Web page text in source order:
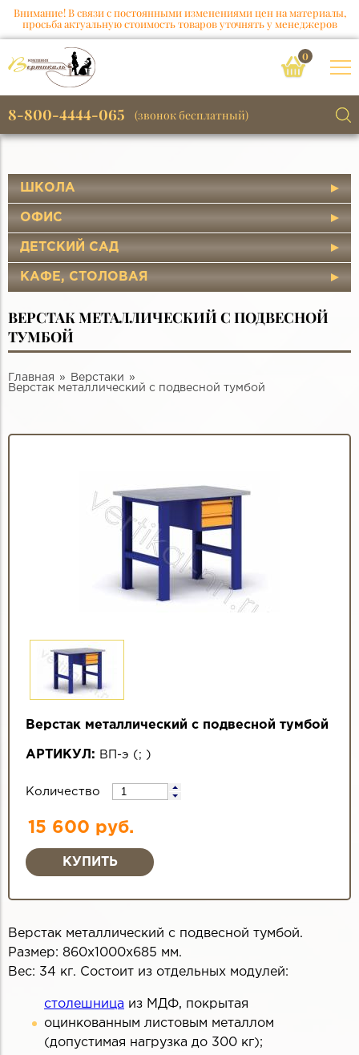
Внимание! В связи с постоянными изменениями цен на материалы,
просьба актуальную стоимость товаров уточнять у менеджеров
0
8-800-4444-065 (звонок бесплатный)
ШКОЛА
ОФИС
ДЕТСКИЙ САД
КАФЕ, СТОЛОВАЯ
ВЕРСТАК МЕТАЛЛИЧЕСКИЙ С ПОДВЕСНОЙ
ТУМБОЙ
Главная
Верстаки
Верстак металлический с подвесной тумбой
Верстак металлический с подвесной тумбой
АРТИКУЛ: ВП-э ( ; )
Количество
15 600 руб.
Верстак металлический с подвесной тумбой.
Размер: 860х1000х685 мм.
Вес: 34 кг. Состоит из отдельных модулей:
столешница из МДФ, покрытая
оцинкованным листовым металлом
(допустимая нагрузка до 300 кг);